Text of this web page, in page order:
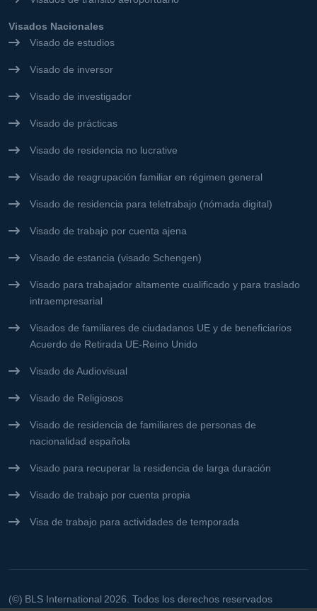
Visados Nacionales
Visado de estudios
Visado de inversor
Visado de investigador
Visado de prácticas
Visado de residencia no lucrative
Visado de reagrupación familiar en régimen general
Visado de residencia para teletrabajo (nómada digital)
Visado de trabajo por cuenta ajena
Visado de estancia (visado Schengen)
Visado para trabajador altamente cualificado y para traslado
intraempresarial
Visados de familiares de ciudadanos UE y de beneficiarios
Acuerdo de Retirada UE-Reino Unido
Visado de Audiovisual
Visado de Religiosos
Visado de residencia de familiares de personas de
nacionalidad española
Visado para recuperar la residencia de larga duración
Visado de trabajo por cuenta propia
Visa de trabajo para actividades de temporada
(©) BLS International 2026. Todos los derechos reservados